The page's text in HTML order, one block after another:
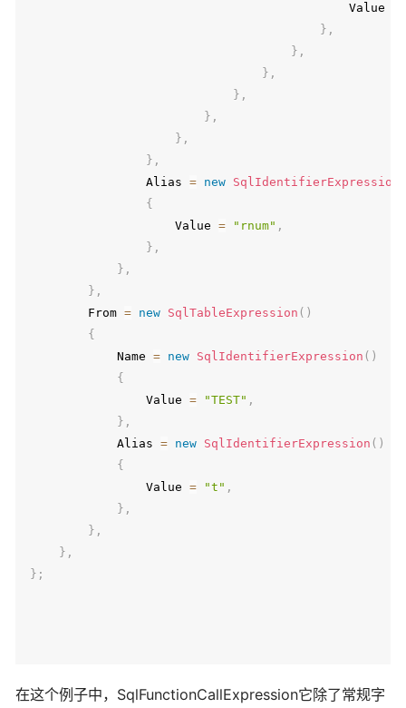
                                            Value
} ,
} ,
} ,
} ,
} ,
} ,
} ,
                Alias
= new SqlIdentifierExpression
{
                    Value
= "rnum" ,
} ,
} ,
} ,
        From
= new SqlTableExpression ( )
{
            Name
= new SqlIdentifierExpression ( )
{
                Value
= "TEST" ,
} ,
            Alias
= new SqlIdentifierExpression ( )
{
                Value
= "t" ,
} ,
} ,
} ,
} ;
在这个例子中，SqlFunctionCallExpression它除了常规字